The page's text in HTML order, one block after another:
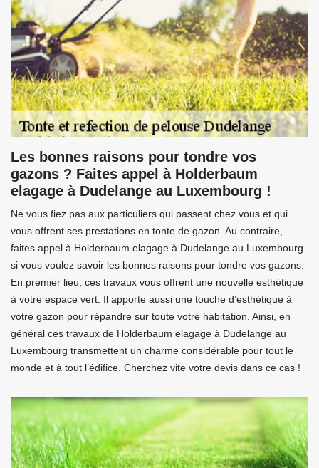
Les bonnes raisons pour tondre vos
gazons ? Faites appel à Holderbaum
elagage à Dudelange au Luxembourg !
Ne vous fiez pas aux particuliers qui passent chez vous et qui
vous offrent ses prestations en tonte de gazon. Au contraire,
faites appel à Holderbaum elagage à Dudelange au Luxembourg
si vous voulez savoir les bonnes raisons pour tondre vos gazons.
En premier lieu, ces travaux vous offrent une nouvelle esthétique
à votre espace vert. Il apporte aussi une touche d’esthétique à
votre gazon pour répandre sur toute votre habitation. Ainsi, en
général ces travaux de Holderbaum elagage à Dudelange au
Luxembourg transmettent un charme considérable pour tout le
monde et à tout l’édifice. Cherchez vite votre devis dans ce cas !